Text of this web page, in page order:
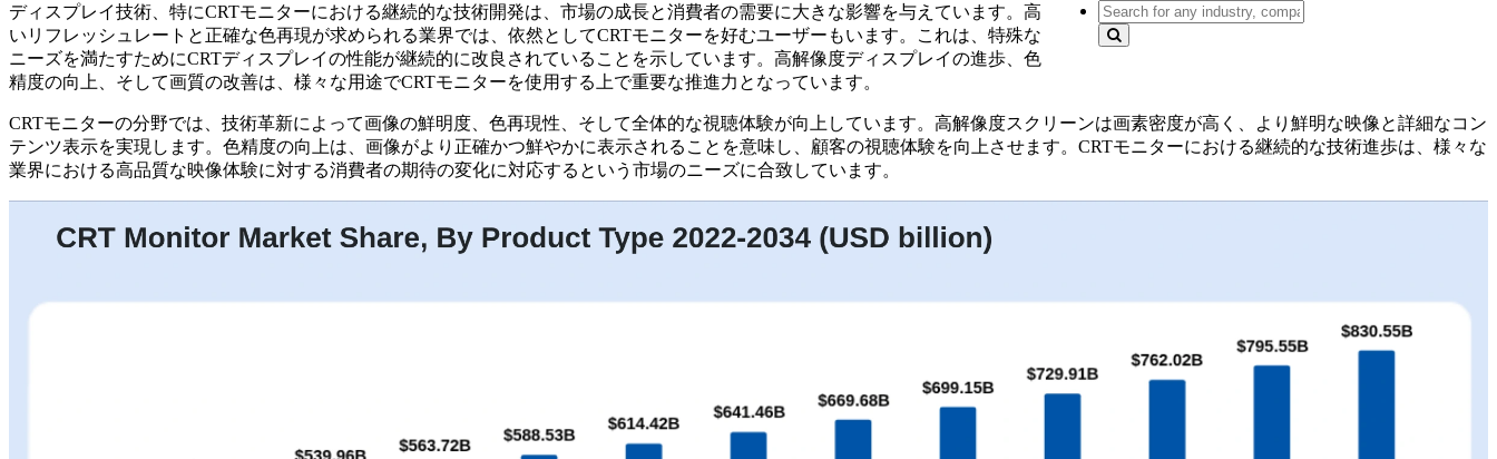
ディスプレイ技術、特にCRTモニターにおける継続的な技術開発は、市場の成長と消費者の需要に大きな影響を与えています。高
いリフレッシュレートと正確な色再現が求められる業界では、依然としてCRTモニターを好むユーザーもいます。これは、特殊な
ニーズを満たすためにCRTディスプレイの性能が継続的に改良されていることを示しています。高解像度ディスプレイの進歩、色
精度の向上、そして画質の改善は、様々な用途でCRTモニターを使用する上で重要な推進力となっています。
CRTモニターの分野では、技術革新によって画像の鮮明度、色再現性、そして全体的な視聴体験が向上しています。高解像度スクリーンは画素密度が高く、より鮮明な映像と詳細なコン
テンツ表示を実現します。色精度の向上は、画像がより正確かつ鮮やかに表示されることを意味し、顧客の視聴体験を向上させます。CRTモニターにおける継続的な技術進歩は、様々な
業界における高品質な映像体験に対する消費者の期待の変化に対応するという市場のニーズに合致しています。